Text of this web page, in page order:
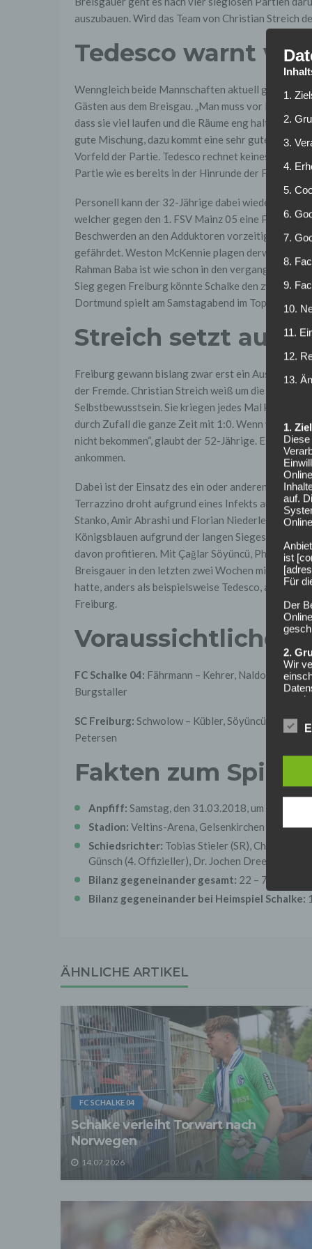
auszubauen. Wird das Team von Christian Streich
Tedesco warnt vor
Wenngleich beide Mannschaften aktuell ganze elf
Gästen aus dem Breisgau. „Man muss vor Freiburg
dass sie viel laufen und die Räume eng halten. Sie
gute Mischung, dazu kommt eine sehr gute
Vorfeld der Partie. Tedesco rechnet keineswegs
Partie wie es bereits in der Hinrunde der Fall
Personell kann der 32-Jährige dabei wieder einmal
welcher gegen den 1. FSV Mainz 05 eine Prellung
Beschwerden an den Adduktoren vorzeitig von
gefährdet. Weston McKennie plagen derweil
Rahman Baba ist wie schon in den vergangenen
Sieg gegen Freiburg könnte Schalke den zweiten
Dortmund spielt am Samstagabend im Topspiel
Streich setzt auf
Freiburg gewann bislang zwar erst ein
der Fremde. Christian Streich weiß um die Qualität
Selbstbewusstsein. Sie kriegen jedes Mal kein Tor
durch Zufall die ganze Zeit mit 1:0. Wenn wir
nicht bekommen“, glaubt der 52-Jährige. Es wird
ankommen.
Dabei ist der Einsatz des ein oder anderen
Terrazzino droht aufgrund eines Infekts
Stanko, Amir Abrashi und Florian Niederlechner
Königsblauen aufgrund der langen Siegesserie zu
davon profitieren. Mit Çağlar Söyüncü, Philipp
Breisgauer in den letzten zwei Wochen mit der
hatte, anders als beispielsweise Tedesco, also
Freiburg.
Voraussichtliche
FC Schalke 04: Fährmann – Kehrer, Naldo,
Burgstaller
SC Freiburg: Schwolow – Kübler, Söyüncü, Gulde,
Petersen
Fakten zum Spiel
Anpfiff: Samstag, den 31.03.2018, um 15:30 Uhr
Stadion: Veltins-Arena, Gelsenkirchen
Schiedsrichter: Tobias Stieler (SR), Christian
Günsch (4. Offizieller), Dr. Jochen Drees (VA),
Bilanz gegeneinander gesamt: 22 – 7 – 17 bei
Bilanz gegeneinander bei Heimspiel Schalke:
ÄHNLICHE ARTIKEL
FC SCHALKE 04
Schalke verleiht Torwart nach
Norwegen
14.07.2026
1.
2.
3.
4.
5.
6.
7.
8.
9.
10.
11.
12.
13.
1.
auf.
ist
Für
Der
2.
Wir
Wir
- Die
Wir
Bei